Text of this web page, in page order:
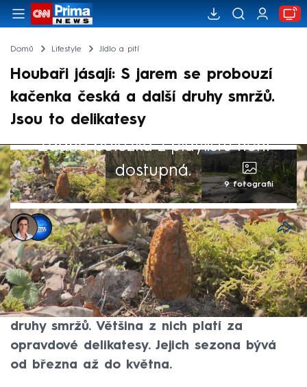
Domů Lifestyle Jídlo a pití
Houbaři jásají: S jarem se probouzí
kačenka česká a další druhy smržů.
Jsou to delikatesy
Žádná položka z playlistu není
dostupná.
9 fotografií
Jana Vozárová,Veronika Brodská
12. dub 2025, 18:55
Po zimní úrodě hlívy ústřičné a penízovky
sametonohé se zkušení houbaři těší na
brzké jaro. Začíná růst kačenka česká a jiné
druhy smržů. Většina z nich platí za
opravdové delikatesy. Jejich sezona bývá
od března až do května.